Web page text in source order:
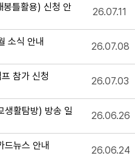
봉틀활용) 신청 안
26.07.11
소식 안내 26.07.08
참가 신청 26.07.03
생활탐방) 방송 일
26.06.26
드뉴스 안내 26.06.24